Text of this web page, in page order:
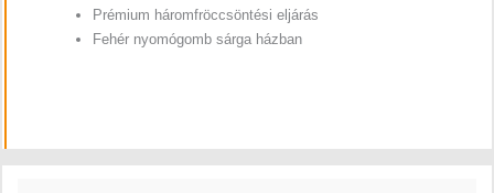
Prémium háromfröccsöntési eljárás
Fehér nyomógomb sárga házban